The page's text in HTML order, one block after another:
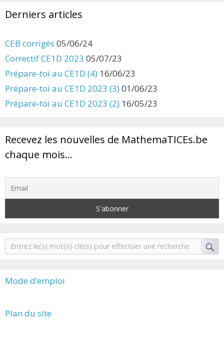
Derniers articles
CEB corrigés 05/06/24
Correctif CE1D 2023 05/07/23
Prépare-toi au CE1D (4) 16/06/23
Prépare-toi au CE1D 2023 (3)01/06/23
Prépare-toi au CE1D 2023 (2) 16/05/23
Recevez les nouvelles de MathemaTICEs.be
chaque mois…
Mode d’emploi
Plan du site